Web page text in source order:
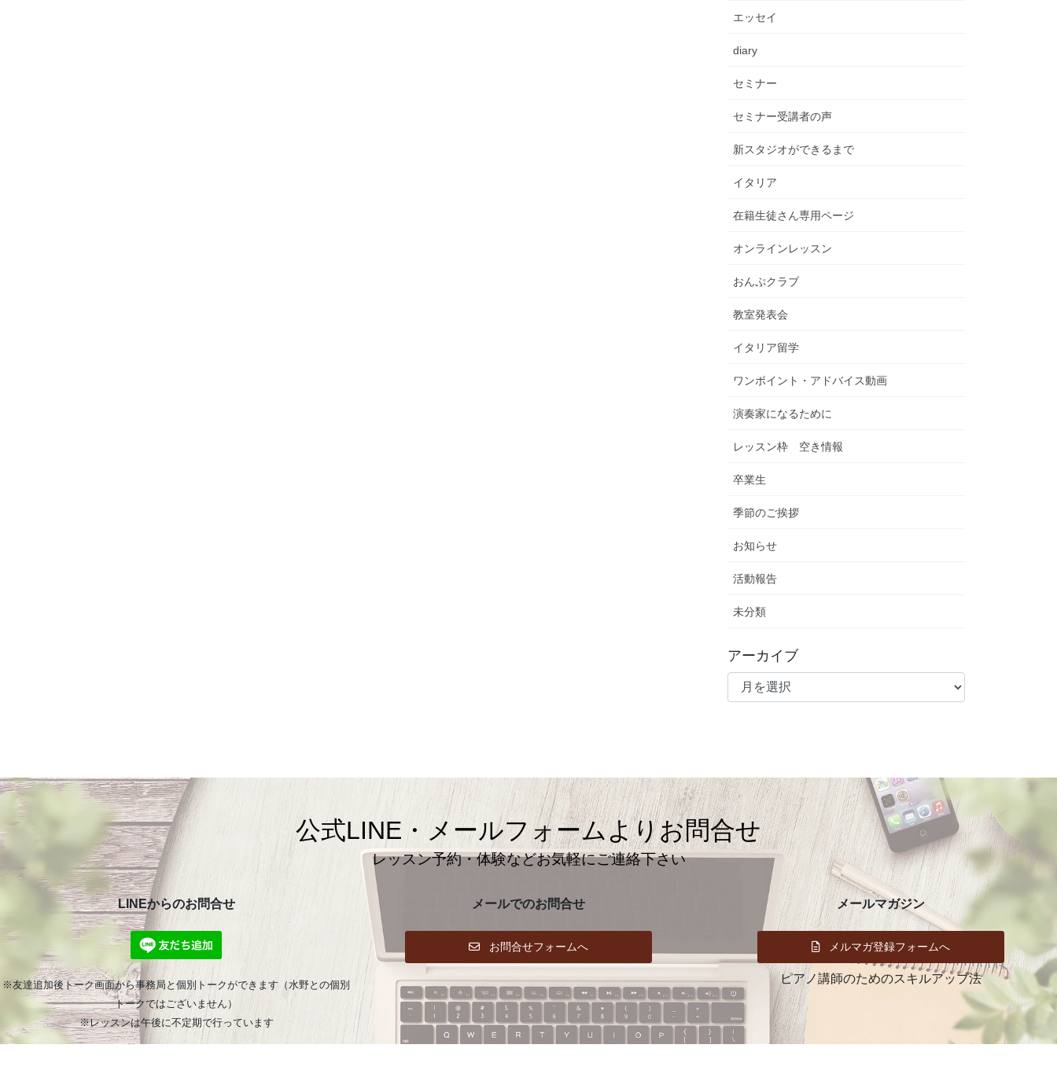
エッセイ
diary
セミナー
セミナー受講者の声
新スタジオができるまで
イタリア
在籍生徒さん専用ページ
オンラインレッスン
おんぷクラブ
教室発表会
イタリア留学
ワンポイント・アドバイス動画
演奏家になるために
レッスン枠 空き情報
卒業生
季節のご挨拶
お知らせ
活動報告
未分類
アーカイブ
ア
公式LINE・メールフォームよりお問合せ
レッスン予約・体験などお気軽にご連絡下さい
LINEからのお問合せ
※友達追加後トーク画面から事務局と個別トークができます（水野との個別
トークではございません）
※レッスンは午後に不定期で行っています
メールでのお問合せ
お問合せフォームへ
メールマガジン
メルマガ登録フォームへ
ピアノ講師のためのスキルアップ法